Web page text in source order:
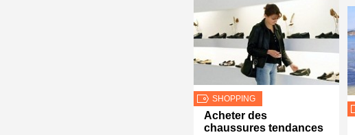
SHOPPING
Acheter des
chaussures tendances